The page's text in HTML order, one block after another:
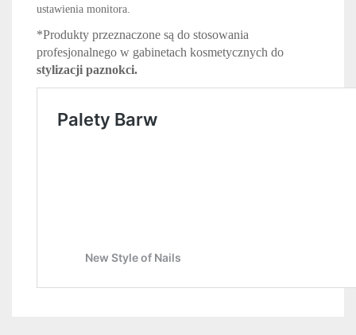
ustawienia monitora.
*Produkty przeznaczone są do stosowania
profesjonalnego w gabinetach kosmetycznych do
stylizacji paznokci.